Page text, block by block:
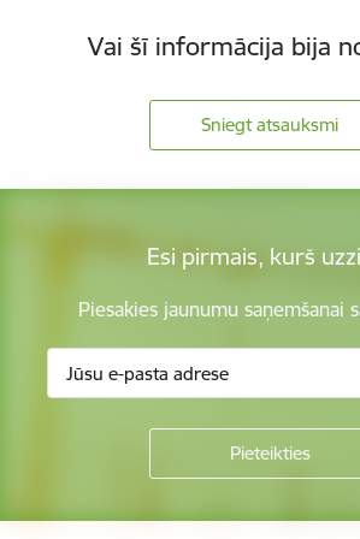
Vai šī informācija bija
Sniegt atsauksmi
Esi pirmais, kurš
Piesakies jaunumu saņemšanai